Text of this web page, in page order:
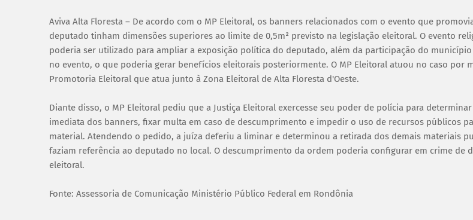
Aviva Alta Floresta – De acordo com o MP Eleitoral, os banners relacionados com o evento que
deputado tinham dimensões superiores ao limite de 0,5m² previsto na legislação eleitoral. O evento
poderia ser utilizado para ampliar a exposição política do deputado, além da participação do município
no evento, o que poderia gerar benefícios eleitorais posteriormente. O MP Eleitoral atuou no caso por
Promotoria Eleitoral que atua junto à Zona Eleitoral de Alta Floresta d'Oeste.
Diante disso, o MP Eleitoral pediu que a Justiça Eleitoral exercesse seu poder de polícia para
imediata dos banners, fixar multa em caso de descumprimento e impedir o uso de recursos públicos
material. Atendendo o pedido, a juíza deferiu a liminar e determinou a retirada dos demais materiais
faziam referência ao deputado no local. O descumprimento da ordem poderia configurar em crime de
eleitoral.
Fonte: Assessoria de Comunicação Ministério Público Federal em Rondônia